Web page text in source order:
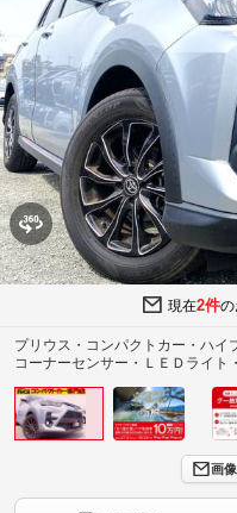
現在2件の
プリウス・コンパクトカー・ハイ
コーナーセンサー・ＬＥＤライト
画